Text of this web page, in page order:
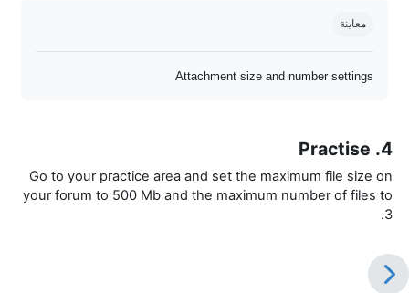
معاينة
Attachment size and number settings
4. Practise
Go to your practice area and set the maximum file size on
your forum to 500 Mb and the maximum number of files to
3.